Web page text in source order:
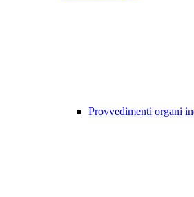
Provvedimenti organi